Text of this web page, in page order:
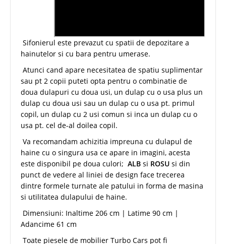
Sifonierul este prevazut cu spatii de depozitare a
hainutelor si cu bara pentru umerase.
Atunci cand apare necesitatea de spatiu suplimentar
sau pt 2 copii puteti opta pentru o combinatie de
doua dulapuri cu doua usi, un dulap cu o usa plus un
dulap cu doua usi sau un dulap cu o usa pt. primul
copil, un dulap cu 2 usi comun si inca un dulap cu o
usa pt. cel de-al doilea copil.
Va recomandam achizitia impreuna cu dulapul de
haine cu o singura usa ce apare in imagini, acesta
este disponibil pe doua culori; ALB si ROSU si din
punct de vedere al liniei de design face trecerea
dintre formele turnate ale patului in forma de masina
si utilitatea dulapului de haine.
Dimensiuni: Inaltime 206 cm | Latime 90 cm |
Adancime 61 cm
Toate piesele de mobilier Turbo Cars pot fi